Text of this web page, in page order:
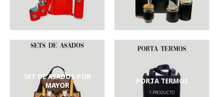
SET DE ASADOS POR
MAYOR
PORTA TERMOS
1 PRODUCTO